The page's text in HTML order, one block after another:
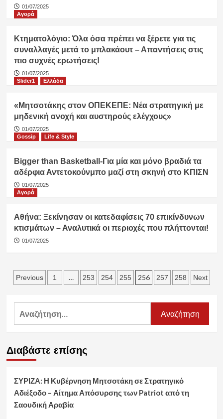
01/07/2025
Αγορά
Κτηματολόγιο: Όλα όσα πρέπει να ξέρετε για τις
συναλλαγές μετά το μπλακάουτ – Απαντήσεις στις
πιο συχνές ερωτήσεις!
01/07/2025
Slider1
Ελλάδα
«Μητσοτάκης στον ΟΠΕΚΕΠΕ: Νέα στρατηγική με
μηδενική ανοχή και αυστηρούς ελέγχους»
01/07/2025
Gossip
Life & Style
Bigger than Basketball-Για μία και μόνο βραδιά τα
αδέρφια Αντετοκούνμπο μαζί στη σκηνή στο ΚΠΙΣΝ
01/07/2025
Αγορά
Αθήνα: Ξεκίνησαν οι κατεδαφίσεις 70 επικίνδυνων
κτισμάτων – Αναλυτικά οι περιοχές που πλήττονται!
01/07/2025
Σελιδοποίηση
Previous 1 … 253 254 255 256 257 258 Next
Αναζήτηση
Διαβάστε επίσης
ΣΥΡΙΖΑ: Η Κυβέρνηση Μητσοτάκη σε Στρατηγικό
Αδιέξοδο – Αίτημα Απόσυρσης των Patriot από τη
Σαουδική Αραβία